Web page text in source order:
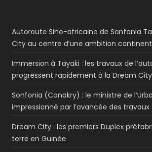
Autoroute Sino-africaine de Sonfonia
City au centre d’une ambition
Immersion à Tayaki : les travaux de
progressent rapidement à la Dream City
Sonfonia (Conakry) : le ministre de
impressionné par l’avancée des
Dream City : les premiers Duplex
terre en Guinée